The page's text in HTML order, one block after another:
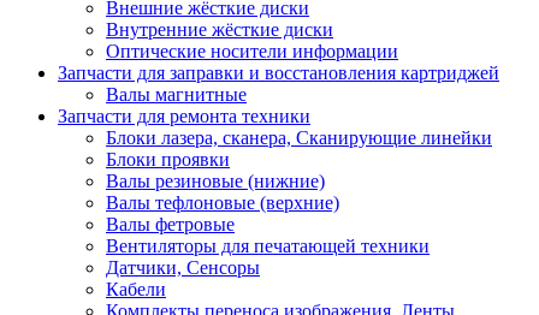
Внешние жёсткие диски
Внутренние жёсткие диски
Оптические носители информации
Запчасти для заправки и восстановления картриджей
Валы магнитные
Запчасти для ремонта техники
Блоки лазера, сканера, Сканирующие линейки
Блоки проявки
Валы резиновые (нижние)
Валы тефлоновые (верхние)
Валы фетровые
Вентиляторы для печатающей техники
Датчики, Сенсоры
Кабели
Комплекты переноса изображения, Ленты